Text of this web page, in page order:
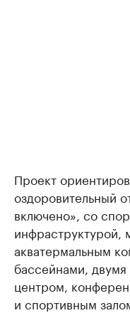
Проект
оздоровительный
включено», со
инфраструктурой,
акватермальным
бассейнами,
центром,
и спортивным